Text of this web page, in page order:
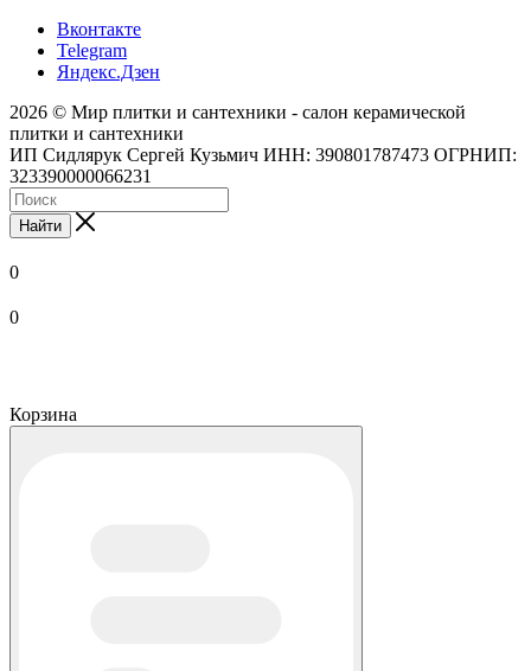
Вконтакте
Telegram
Яндекс.Дзен
2026 © Мир плитки и сантехники - салон керамической
плитки и сантехники
ИП Сидлярук Сергей Кузьмич ИНН: 390801787473 ОГРНИП:
323390000066231
Найти
0
0
Корзина